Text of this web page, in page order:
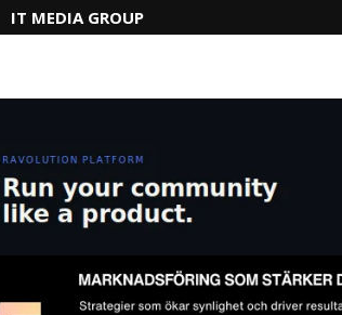
IT MEDIA GROUP